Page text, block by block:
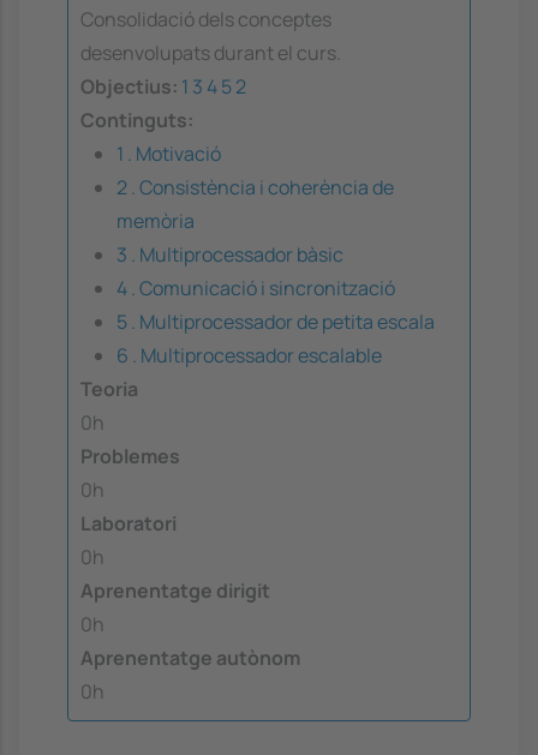
Consolidació dels conceptes
desenvolupats durant el curs.
Objectius: 1 3 452
Continguts:
1 . Motivació
2 . Consistència i coherència de
memòria
3 . Multiprocessador bàsic
4 . Comunicació i sincronització
5 . Multiprocessador de petita escala
6 . Multiprocessador escalable
Teoria
0h
Problemes
0h
Laboratori
0h
Aprenentatge dirigit
0h
Aprenentatge autònom
0h